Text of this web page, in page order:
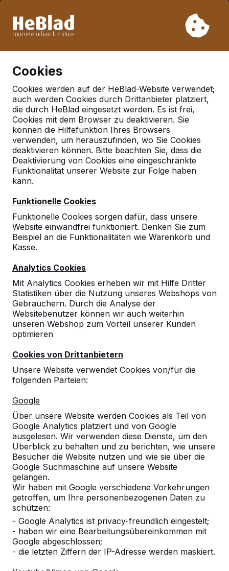
Woche 33 nicht. Bitte berücksichtigen Sie daher längere
Cookies
Cookies werden auf der HeBlad-Website verwendet;
auch werden Cookies durch Drittanbieter platziert,
die durch HeBlad eingesetzt werden. Es ist frei,
Cookies mit dem Browser zu deaktivieren. Sie
können die Hilfefunktion Ihres Browsers
verwenden, um herauszufinden, wo Sie Cookies
deaktivieren können. Bitte beachten Sie, dass die
Deaktivierung von Cookies eine eingeschränkte
Funktionalität unserer Website zur Folge haben
kann.
Funktionelle Cookies
Funktionelle Cookies sorgen dafür, dass unsere
Website einwandfrei funktioniert. Denken Sie zum
Beispiel an die Funktionalitäten wie Warenkorb und
Kasse.
Analytics Cookies
Mit Analytics Cookies erheben wir mit Hilfe Dritter
Statistiken über die Nutzung unseres Webshops von
Gebrauchern. Durch die Analyse der
Websitebenutzer können wir auch weiterhin
unseren Webshop zum Vorteil unserer Kunden
optimieren
Cookies von Drittanbietern
Unsere Website verwendet Cookies von/für die
folgenden Parteien:
Google
Über unsere Website werden Cookies als Teil von
Google Analytics platziert und von Google
ausgelesen. Wir verwenden diese Dienste, um den
Überblick zu behalten und zu berichten, wie unsere
Besucher die Website nutzen und wie sie über die
Google Suchmaschine auf unsere Website
gelangen.
Wir haben mit Google verschiedene Vorkehrungen
getroffen, um Ihre personenbezogenen Daten zu
schützen:
- Google Analytics ist privacy-freundlich eingestelt;
- haben wir eine Bearbeitungsübereinkommen mit
Google abgeschlossen;
- die letzten Ziffern der IP-Adresse werden maskiert.
Deutschland
Referenties in:Freising
Geen reviews gevonden voor deze
locatie.
Referenzen
Unsere Produkte finden Sie in ganz Europa
und darüber hinaus. Sehen Sie hier, wo Sie
ein HeBlad-Produkt in Ihrer Nähe finden.
Produkt
Alles anzeigen
Kategorie
Alles anzeigen
Ort oder Postleitzahl suchen